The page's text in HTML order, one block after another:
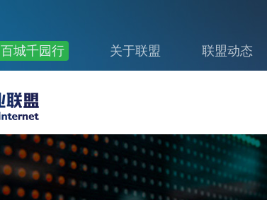
百城千园行 关于联盟 联盟动态